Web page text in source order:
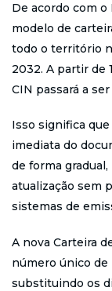
De acordo com o
modelo de
todo o território
2032. A partir de
CIN passará a
Isso significa
imediata do
de forma
atualização sem
sistemas de
A nova Carteira
número único de
substituindo os